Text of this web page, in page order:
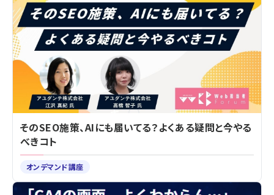
そのSEO施策、AIにも届いてる？よくある疑問と今やる
べきコト
オンデマンド講座